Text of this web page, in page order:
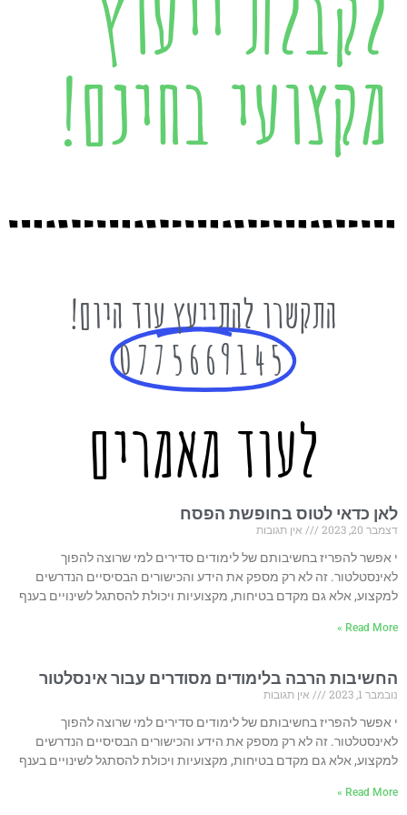
מקצועי בחינם!
התקשרו להתייעץ עוד היום!
0775669145
לעוד מאמרים
לאן כדאי לטוס בחופשת הפסח
דצמבר 20, 2023
אין תגובות
י אפשר להפריז בחשיבותם של לימודים סדירים למי שרוצה להפוך
לאינסטלטור. זה לא רק מספק את הידע והכישורים הבסיסיים הנדרשים
למקצוע, אלא גם מקדם בטיחות, מקצועיות ויכולת להסתגל לשינויים בענף
Read More »
החשיבות הרבה בלימודים מסודרים עבור אינסלטור
נובמבר 1, 2023
אין תגובות
י אפשר להפריז בחשיבותם של לימודים סדירים למי שרוצה להפוך
לאינסטלטור. זה לא רק מספק את הידע והכישורים הבסיסיים הנדרשים
למקצוע, אלא גם מקדם בטיחות, מקצועיות ויכולת להסתגל לשינויים בענף
Read More »